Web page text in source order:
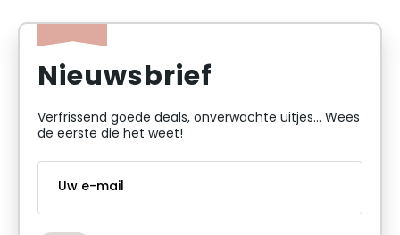
Nieuwsbrief
Verfrissend goede deals, onverwachte uitjes... Wees
de eerste die het weet!